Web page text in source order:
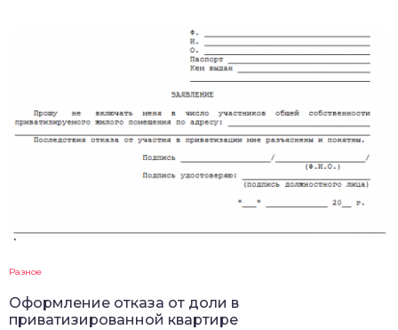
Разное
Оформление отказа от доли в
приватизированной квартире